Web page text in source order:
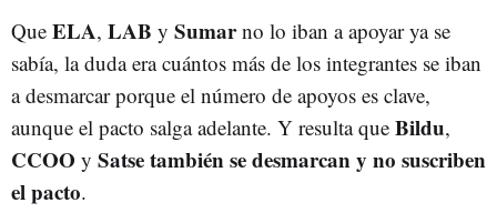
Que ELA, LAB y Sumarno lo iban a apoyar ya se
sabía, la duda era cuántos más de los integrantes se iban
a desmarcar porque el número de apoyos es clave,
aunque el pacto salga adelante. Y resulta que Bildu,
CCOO y Satse también se desmarcan y no suscriben
el pacto.